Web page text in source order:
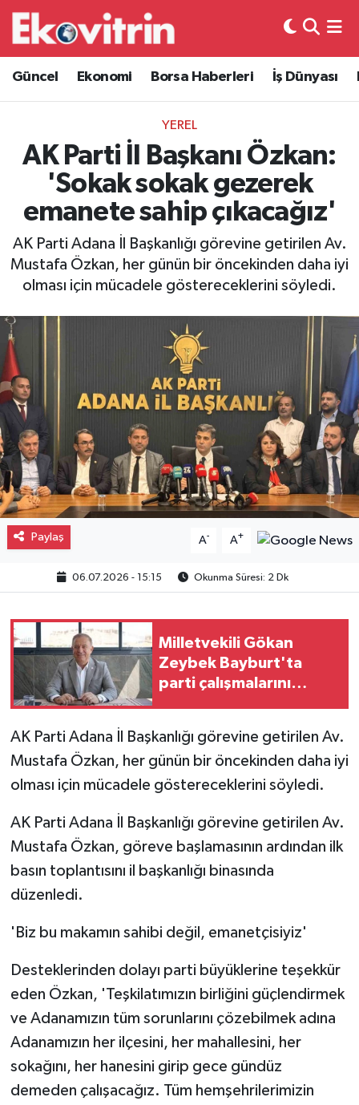
Güncel Ekonomi Borsa Haberleri İş Dünyası
YEREL
AK Parti İl Başkanı Özkan:
'Sokak sokak gezerek
emanete sahip çıkacağız'
AK Parti Adana İl Başkanlığı görevine getirilen Av.
Mustafa Özkan, her günün bir öncekinden daha iyi
olması için mücadele göstereceklerini söyledi.
Paylaş A- A+
06.07.2026 - 15:15 Okunma Süresi: 2 Dk
Milletvekili Gökan
Zeybek Bayburt'ta
parti çalışmalarını
AK Parti Adana İl Başkanlığı görevine getirilen Av.
Mustafa Özkan, her günün bir öncekinden daha iyi
olması için mücadele göstereceklerini söyledi.
AK Parti Adana İl Başkanlığı görevine getirilen Av.
Mustafa Özkan, göreve başlamasının ardından ilk
basın toplantısını il başkanlığı binasında
düzenledi.
'Biz bu makamın sahibi değil, emanetçisiyiz'
Desteklerinden dolayı parti büyüklerine teşekkür
eden Özkan, 'Teşkilatımızın birliğini güçlendirmek
ve Adanamızın tüm sorunlarını çözebilmek adına
Adanamızın her ilçesini, her mahallesini, her
sokağını, her hanesini girip gece gündüz
demeden çalışacağız. Tüm hemşehrilerimizin
Güncel
Ekonomi
Borsa Haberleri
İş Dünyası
Lojistik
Otovitrin
Spor
Eğitim
Hava Durumu
Trafik Durumu
Süper Lig Puan Durumu ve Fikstür
Tüm Manşetler
Son Dakika Haberleri
Haber Arşivi